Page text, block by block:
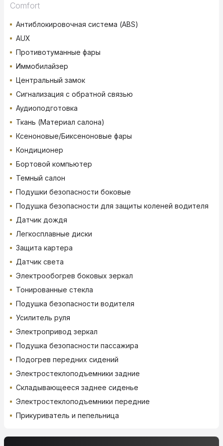
Comfort
Антиблокировочная система (ABS)
AUX
Противотуманные фары
Иммобилайзер
Центральный замок
Сигнализация с обратной связью
Аудиоподготовка
Ткань (Материал салона)
Ксеноновые/Биксеноновые фары
Кондиционер
Бортовой компьютер
Темный салон
Подушки безопасности боковые
Подушка безопасности для защиты коленей водителя
Датчик дождя
Легкосплавные диски
Защита картера
Датчик света
Электрообогрев боковых зеркал
Тонированные стекла
Подушка безопасности водителя
Усилитель руля
Электропривод зеркал
Подушка безопасности пассажира
Подогрев передних сидений
Электростеклоподъемники задние
Складывающееся заднее сиденье
Электростеклоподъемники передние
Прикуриватель и пепельница